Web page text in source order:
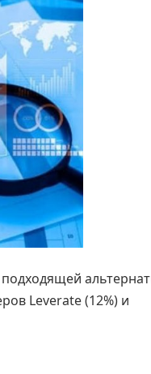
Leverate (12%) и